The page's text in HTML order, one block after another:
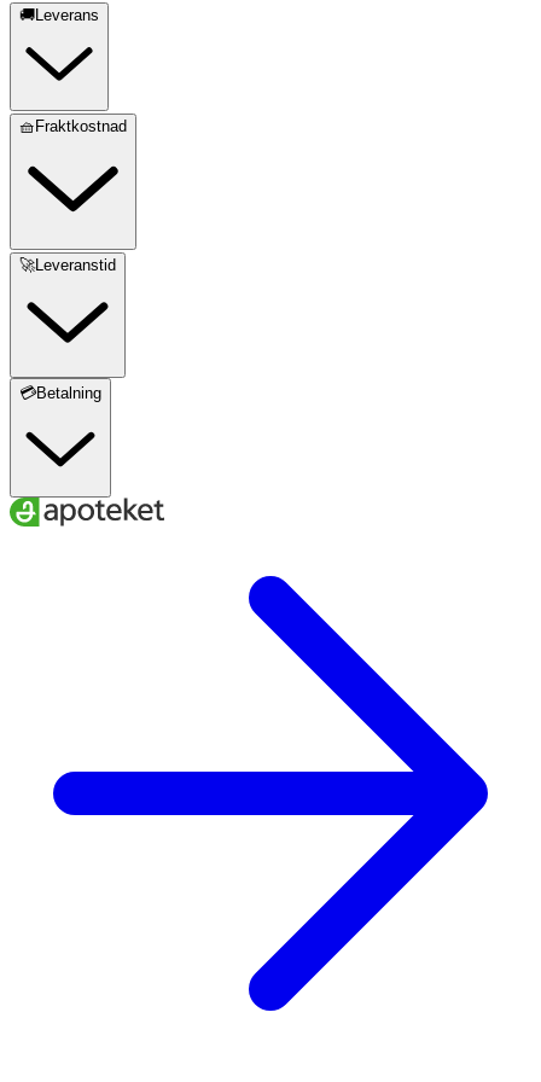
🚚Leverans
🧺Fraktkostnad
🚀Leveranstid
💳Betalning